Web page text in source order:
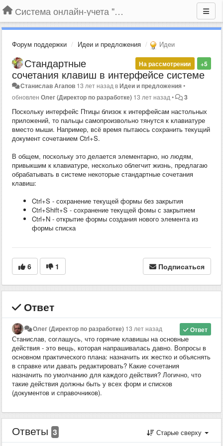
Система онлайн-учета "Большая Птица"
Форум поддержки Идеи и предложения Идеи
+5
На рассмотрении
Стандартные
сочетания клавиш в интерфейсе системе
Станислав Агапов 13 лет назад вИдеи и предложения•
обновлен Олег (Директор по разработке) 13 лет назад • 3
Поскольку интерфейс Птицы близок к интерфейсам настольных
приложений, то пальцы самопроизвольно тянутся к клавиатуре
вместо мыши. Например, всё время пытаюсь сохранить текущий
документ сочетанием Ctrl+S.
В общем, поскольку это делается элементарно, но людям,
привыкшим к клавиатуре, несколько облегчит жизнь, предлагаю
обрабатывать в системе некоторые стандартные сочетания
клавиш:
Ctrl+S - сохранение текущей формы без закрытия
Ctrl+Shift+S - сохранение текущей фомы с закрытием
Ctrl+N - открытие формы создания нового элемента из
формы списка
6 1 Подписаться
Ответ
Ответ
Олег (Директор по разработке) 13 лет назад
Станислав, соглашусь, что горячие клавишы на основные
действия - это вещь, которая напрашивалась давно. Вопросы в
основном практического плана: назначить их жестко и объяснять
в справке или давать редактировать? Какие сочетания
назначить по умолчанию для каждого действия? Логично, что
такие действия должны быть у всех форм и списков
(документов и справочников).
Ответы 3 Старые сверху